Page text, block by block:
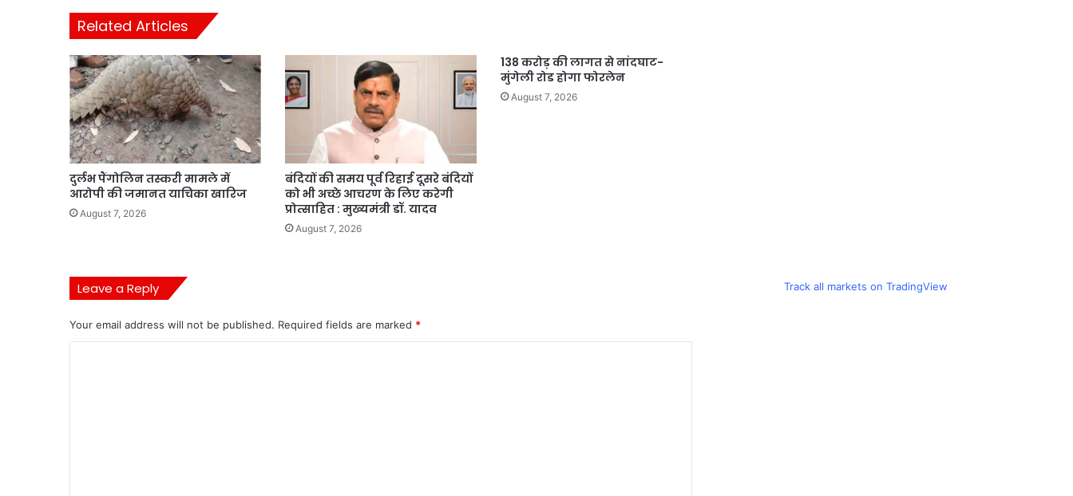
Related Articles
दुर्लभ पैंगोलिन तस्करी मामले में
आरोपी की जमानत याचिका खारिज
August 7, 2026
बंदियों की समय पूर्व रिहाई दूसरे बंदियों
को भी अच्छे आचरण के लिए करेगी
प्रोत्साहित : मुख्यमंत्री डॉ. यादव
August 7, 2026
138 करोड़ की लागत से नांदघाट-
मुंगेली रोड होगा फोरलेन
August 7, 2026
Leave a Reply
Your email address will not be published. Required fields are marked *
Track all markets on TradingView